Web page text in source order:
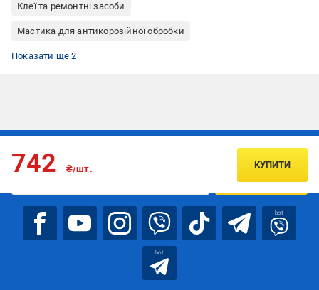
Клеї та ремонтні засоби
Мастика для антикорозійної обробки
Засоби антикорозійної обробки бітумні
Засоби антикорозійної обробки Дорожная карта
Показати ще 2
742 ₴/шт. КУПИТИ
Підписуйтесь, щоб дізнаватись першим про акції та пропозиції
ПІДПИСАТИСЯ
bot
bot